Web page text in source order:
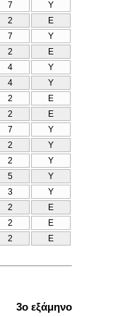
7
Υ
2
Ε
7
Υ
2
Ε
4
Υ
4
Υ
2
Ε
2
Ε
7
Υ
2
Υ
2
Υ
5
Υ
3
Υ
2
Ε
2
Ε
2 Ε
3ο εξάμηνο